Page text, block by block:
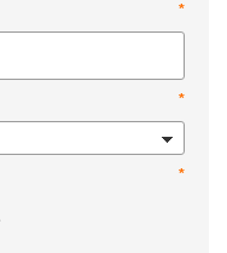
*
*
*